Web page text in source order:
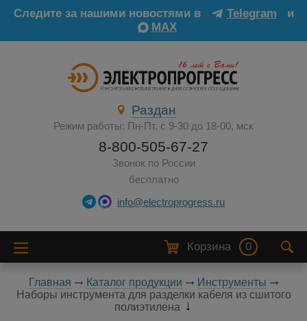
Следите за нашими новостями в Telegram
и
MAX
Раздан
Режим работы: Пн-Пт, с 9-30 до 18-00, мск
8-800-505-67-27
Звонок по России
бесплатно
info@electroprogress.ru
Корзина 0
Главная Каталог продукции
Инструменты
Наборы инструмента для разделки кабеля из сшитого
полиэтилена